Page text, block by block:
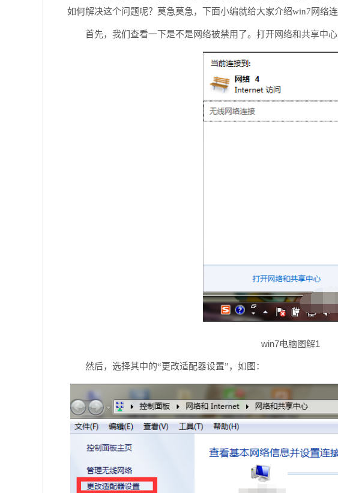
如何解决这个问题呢？莫急莫急，下面小编就给大家介绍win7网络连
首先，我们查看一下是不是网络被禁用了。打开网络和共享中心
win7电脑图解1
然后，选择其中的“更改适配器设置”，如图：